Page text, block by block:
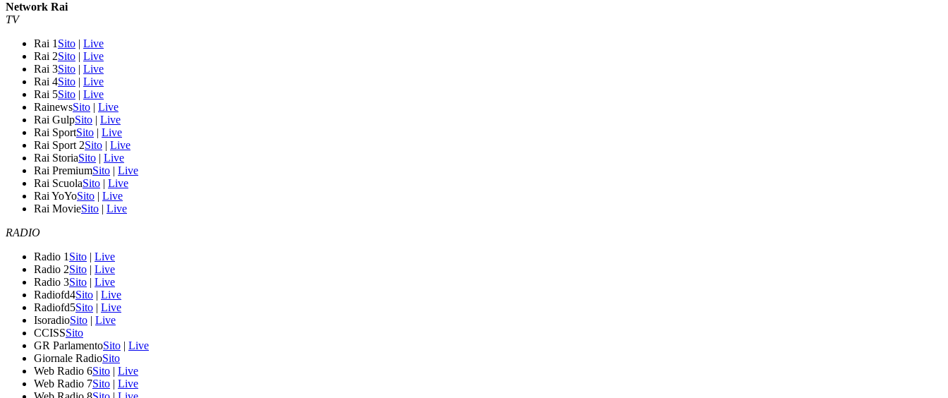
Network Rai
TV
Rai 1 Sito | Live
Rai 2Sito | Live
Rai 3Sito | Live
Rai 4Sito | Live
Rai 5Sito | Live
RainewsSito | Live
Rai GulpSito | Live
Rai SportSito | Live
Rai Sport 2Sito | Live
Rai StoriaSito | Live
Rai PremiumSito | Live
Rai ScuolaSito | Live
Rai YoYoSito | Live
Rai MovieSito | Live
RADIO
Radio 1 Sito | Live
Radio 2Sito | Live
Radio 3Sito | Live
Radiofd4Sito | Live
Radiofd5Sito | Live
IsoradioSito | Live
CCISSSito
GR ParlamentoSito | Live
Giornale RadioSito
Web Radio 6Sito | Live
Web Radio 7Sito | Live